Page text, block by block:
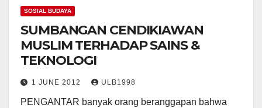
SOSIAL BUDAYA
SUMBANGAN CENDIKIAWAN
MUSLIM TERHADAP SAINS &
TEKNOLOGI
1 JUNE 2012 ULB1998
PENGANTAR banyak orang beranggapan bahwa